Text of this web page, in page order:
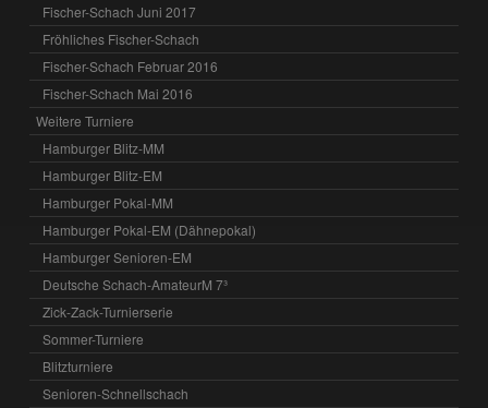
Fischer-Schach Juni 2017
Fröhliches Fischer-Schach
Fischer-Schach Februar 2016
Fischer-Schach Mai 2016
Weitere Turniere
Hamburger Blitz-MM
Hamburger Blitz-EM
Hamburger Pokal-MM
Hamburger Pokal-EM (Dähnepokal)
Hamburger Senioren-EM
Deutsche Schach-AmateurM 7³
Zick-Zack-Turnierserie
Sommer-Turniere
Blitzturniere
Senioren-Schnellschach